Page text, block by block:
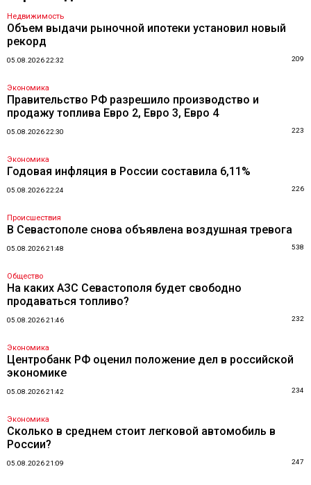
Недвижимость
Объем выдачи рыночной ипотеки установил новый
рекорд
05.08.2026 22:32 209
Экономика
Правительство РФ разрешило производство и
продажу топлива Евро 2, Евро 3, Евро 4
05.08.2026 22:30 223
Экономика
Годовая инфляция в России составила 6,11%
05.08.2026 22:24 226
Происшествия
В Севастополе снова объявлена воздушная тревога
05.08.2026 21:48 538
Общество
На каких АЗС Севастополя будет свободно
продаваться топливо?
05.08.2026 21:46 232
Экономика
Центробанк РФ оценил положение дел в российской
экономике
05.08.2026 21:42 234
Экономика
Сколько в среднем стоит легковой автомобиль в
России?
05.08.2026 21:09 247